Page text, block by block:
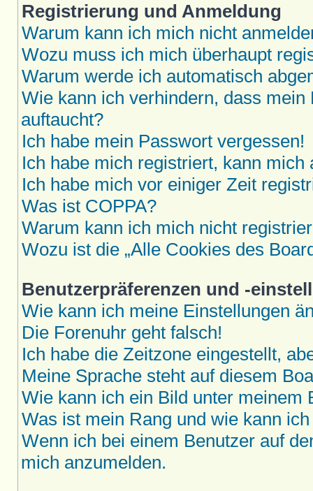
Registrierung und Anmeldung
Warum kann ich mich nicht
Wozu muss ich mich überhaupt
Warum werde ich automatisch
Wie kann ich verhindern, dass
auftaucht?
Ich habe mein Passwort vergessen!
Ich habe mich registriert, kann mich
Ich habe mich vor einiger Zeit
Was ist COPPA?
Warum kann ich mich nicht
Wozu ist die „Alle Cookies des
Benutzerpräferenzen und -
Wie kann ich meine Einstellungen
Die Forenuhr geht falsch!
Ich habe die Zeitzone eingestellt,
Meine Sprache steht auf diesem
Wie kann ich ein Bild unter meinem
Was ist mein Rang und wie kann
Wenn ich bei einem Benutzer auf
mich anzumelden.